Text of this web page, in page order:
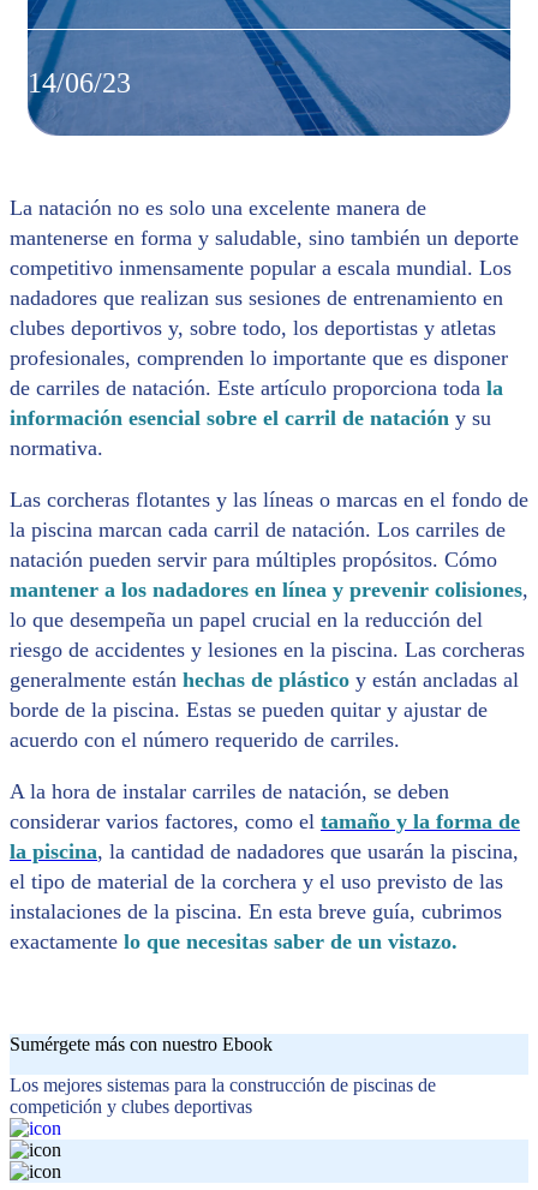
14/06/23
La natación no es solo una excelente manera de
mantenerse en forma y saludable, sino también un deporte
competitivo inmensamente popular a escala mundial. Los
nadadores que realizan sus sesiones de entrenamiento en
clubes deportivos y, sobre todo, los deportistas y atletas
profesionales, comprenden lo importante que es disponer
de carriles de natación. Este artículo proporciona toda la
información esencial sobre el carril de natación y su
normativa.
Las corcheras flotantes y las líneas o marcas en el fondo de
la piscina marcan cada carril de natación. Los carriles de
natación pueden servir para múltiples propósitos. Cómo
mantener a los nadadores en línea y prevenir colisiones,
lo que desempeña un papel crucial en la reducción del
riesgo de accidentes y lesiones en la piscina. Las corcheras
generalmente están hechas de plástico y están ancladas al
borde de la piscina. Estas se pueden quitar y ajustar de
acuerdo con el número requerido de carriles.
A la hora de instalar carriles de natación, se deben
considerar varios factores, como el tamaño y la forma de
la piscina, la cantidad de nadadores que usarán la piscina,
el tipo de material de la corchera y el uso previsto de las
instalaciones de la piscina. En esta breve guía, cubrimos
exactamente lo que necesitas saber de un vistazo.
Sumérgete más con nuestro Ebook
Los mejores sistemas para la construcción de piscinas de
competición y clubes deportivas